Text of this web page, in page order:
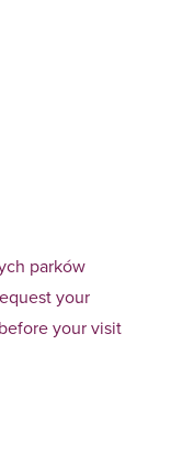
parków
your
your visit